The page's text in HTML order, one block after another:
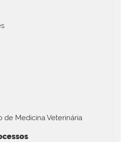
de Medicina Veterinária